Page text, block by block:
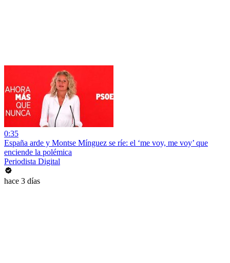
0:35
España arde y Montse Mínguez se ríe: el ‘me voy, me voy’ que
enciende la polémica
Periodista Digital
hace 3 días